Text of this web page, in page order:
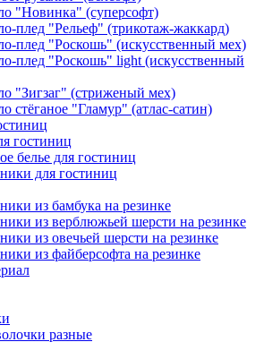
"Новинка" (суперсофт)
плед "Рельеф" (трикотаж-жаккард)
плед "Роскошь" (искусственный мех)
плед "Роскошь" light (искусственный
"Зигзаг" (стриженый мех)
стёганое "Гламур" (атлас-сатин)
гостиниц
белье для гостиниц
для гостиниц
из бамбука на резинке
из верблюжьей шерсти на резинке
из овечьей шерсти на резинке
из файберсофта на резинке
разные